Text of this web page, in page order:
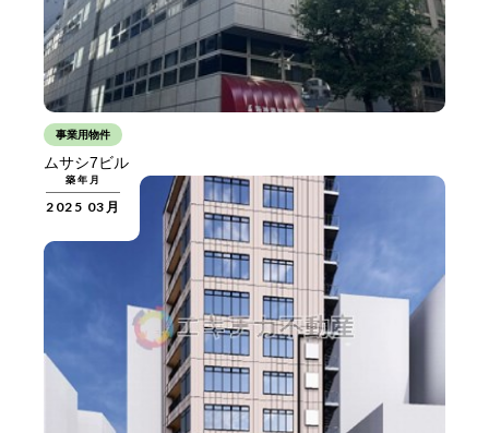
事業用物件
ムサシ7ビル
築年月
2025 03月